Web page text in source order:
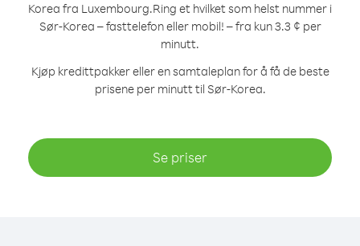
Korea fra Luxembourg.Ring et hvilket som helst nummer i
Sør-Korea – fasttelefon eller mobil! – fra kun 3.3 ¢ per
minutt.
Kjøp kredittpakker eller en samtaleplan for å få de beste
prisene per minutt til Sør-Korea.
Se priser